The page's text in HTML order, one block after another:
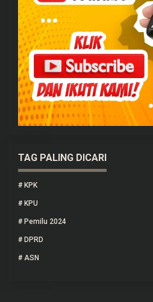
TAG PALING DICARI
# KPK
# KPU
# Pemilu 2024
# DPRD
# ASN